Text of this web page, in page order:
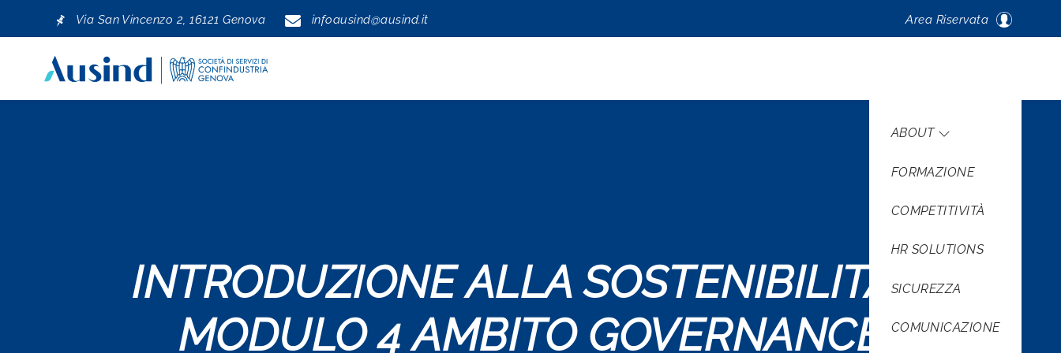
Skip to main navigation
Via San Vincenzo 2, 16121 Genova infoausind@ausind.it Area Riservata
Navigazione
ABOUT
FORMAZIONE
COMPETITIVITÀ
HR SOLUTIONS
SICUREZZA
COMUNICAZIONE
INTRODUZIONE ALLA SOSTENIBILITA' -
MODULO 4 AMBITO GOVERNANCE